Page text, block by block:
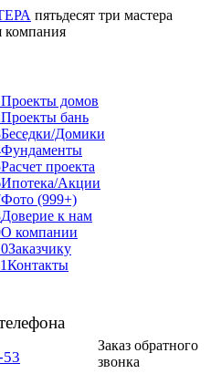
пятьдесят три мастера
компания
Проекты домов
Проекты бань
Беседки/Домики
Фундаменты
Расчет проекта
Ипотека/Акции
Фото (999+)
Доверие к нам
О компании
Заказчику
Контакты
Заказ обратного
звонка